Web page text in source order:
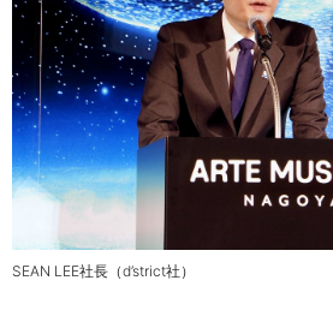
SEAN LEE社長（d’strict社）